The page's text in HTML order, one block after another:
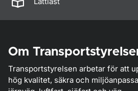
Om
Transportstyrelsen arbetar för att
hög kvalitet, säkra och